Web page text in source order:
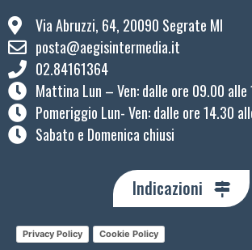
Via Abruzzi, 64, 20090 Segrate MI
posta@aegisintermedia.it
02.84161364
Mattina Lun – Ven: ​dalle ore 09.00 alle
Pomeriggio Lun- Ven: dalle ore 14.30
Sabato e Domenica chiusi
Indicazioni
Privacy Policy Cookie Policy